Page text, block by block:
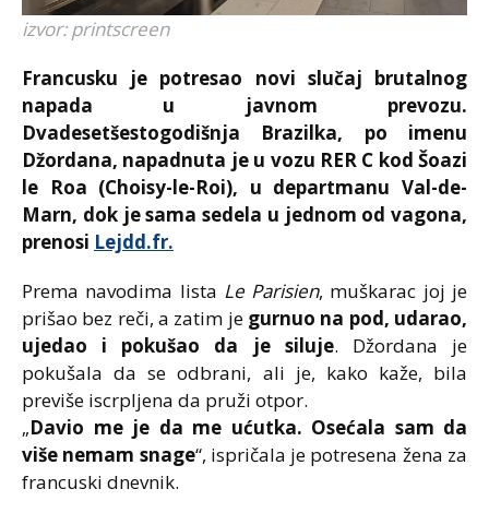
izvor: printscreen
Francusku je potresao novi slučaj brutalnog
napada u javnom prevozu.
Dvadesetšestogodišnja Brazilka, po imenu
Džordana, napadnuta je u vozu RER C kod Šoazi
le Roa (Choisy-le-Roi), u departmanu Val-de-
Marn, dok je sama sedela u jednom od vagona,
prenosi Lejdd.fr.
Prema navodima lista Le Parisien, muškarac joj je
prišao bez reči, a zatim je gurnuo na pod, udarao,
ujedao i pokušao da je siluje. Džordana je
pokušala da se odbrani, ali je, kako kaže, bila
previše iscrpljena da pruži otpor.
„Davio me je da me ućutka. Osećala sam da
više nemam snage“, ispričala je potresena žena za
francuski dnevnik.